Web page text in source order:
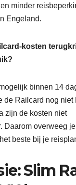
minder
Engeland.
kosten
binnen 14
de Railcard nog niet
zijn de kosten niet
Daarom overweeg
beste bij je
Slim